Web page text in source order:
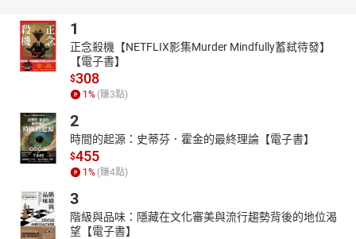
1
正念殺機【NETFLIX影集Murder Mindfully蓄弒待發】
【電子書】
$308
1 % (賺3點)
2
時間的起源：史蒂芬．霍金的最終理論【電子書】
$455
1 % (賺4點)
3
階級與品味：隱藏在文化審美與流行趨勢背後的地位渴
望【電子書】